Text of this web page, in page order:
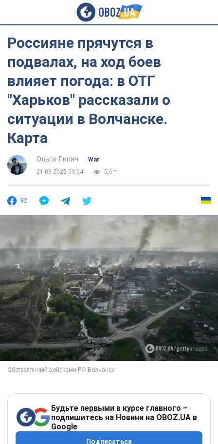
Россияне прячутся в
подвалах, на ход боев
влияет погода: в ОТГ
"Харьков" рассказали о
ситуации в Волчанске.
Карта
Ольга Липич
War
21.03.2025 03:04
5,6 т.
82
Будьте первыми в курсе главного –
подпишитесь на Новини на OBOZ.UA в
Google
Подписаться